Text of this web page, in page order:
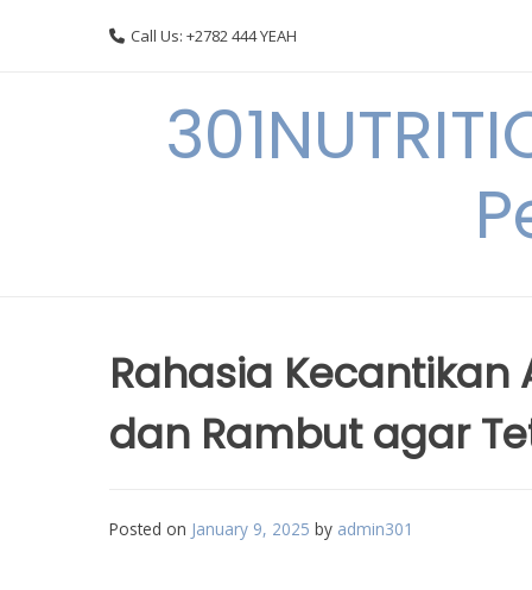
Call Us: +2782 444 YEAH
Rahasia Kecantikan
dan Rambut agar
Posted on January 9, 2025 by admin301